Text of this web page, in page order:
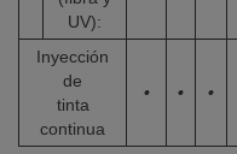
UV):
Inyección
de
tinta
continua
• • •